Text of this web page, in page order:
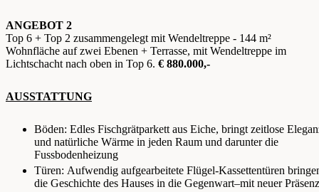
ANGEBOT 2
Top 6 + Top 2 zusammengelegt mit Wendeltreppe - 144 m²
Wohnfläche auf zwei Ebenen + Terrasse, mit Wendeltreppe im
Lichtschacht nach oben in Top 6. € 880.000,-
AUSSTATTUNG
Böden: Edles Fischgrätparkett aus Eiche, bringt zeitlose
und natürliche Wärme in jeden Raum und darunter die
Fussbodenheizung
Türen: Aufwendig aufgearbeitete Flügel-Kassettentüren
die Geschichte des Hauses in die Gegenwart–mit neuer